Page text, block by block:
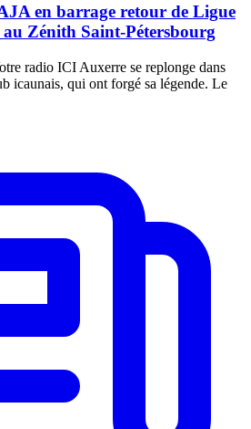
en barrage retour de Ligue
au Zénith Saint-Pétersbourg
radio ICI Auxerre se replonge dans
icaunais, qui ont forgé sa légende. Le